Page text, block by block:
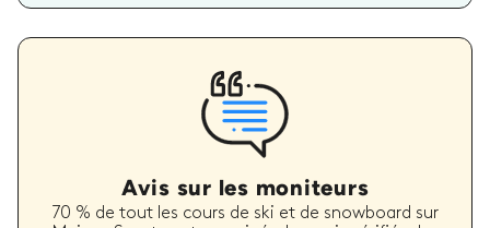
Avis sur les moniteurs
70 % de tout les cours de ski et de snowboard sur